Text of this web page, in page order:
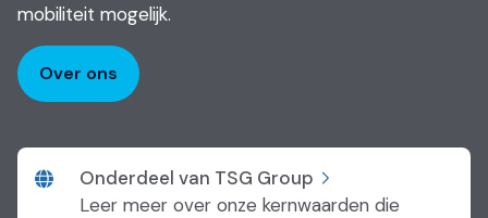
mobiliteit mogelijk.
Over ons
Onderdeel van TSG Group
Leer meer over onze kernwaarden die